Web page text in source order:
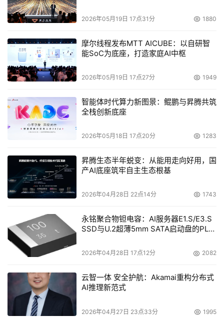
2026年05月19日 17点31分 1880
摩尔线程发布MTT AICUBE：以自研智
能SoC为底座，打造家庭AI中枢
2026年05月19日 17点27分 1949
智能体时代算力新图景：鲲鹏与昇腾共筑
全栈创新底座
2026年05月18日 17点20分 1283
昇腾生态半年蜕变：从能用走向好用，国
产AI底座筑牢自主生态根基
2026年04月28日 22点14分 1743
永铭聚合物钽电容：AI服务器E1.S/E3.S
SSD与U.2超薄5mm SATA启动盘的PLP
2026年04月28日 17点12分 2082
云智一体 安全护航：Akamai重构分布式
AI推理新范式
2026年04月27日 23点33分 1995